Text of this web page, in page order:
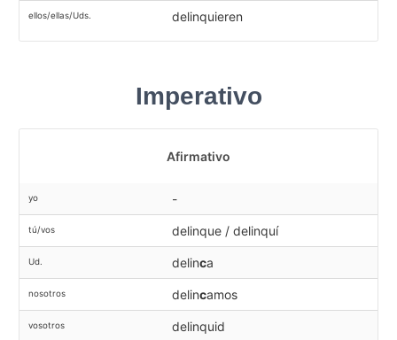
ellos/ellas/Uds. delinquieren
Imperativo
Afirmativo
yo -
tú/vos delinque / delinquí
Ud. delinca
nosotros delincamos
vosotros delinquid